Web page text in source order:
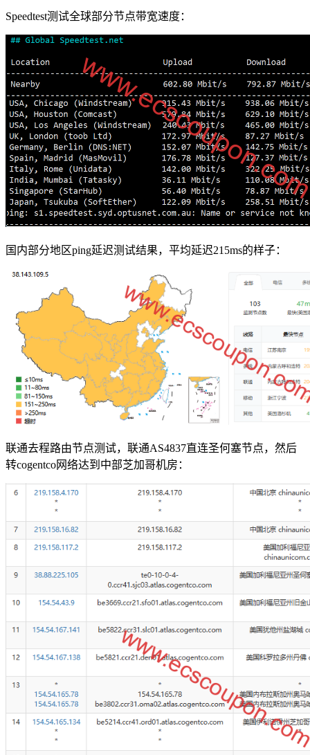
Speedtest测试全球部分节点带宽速度：
国内部分地区ping延迟测试结果，平均延迟215ms的样子：
联通去程路由节点测试，联通AS4837直连圣何塞节点，然后
转cogentco网络达到中部芝加哥机房：